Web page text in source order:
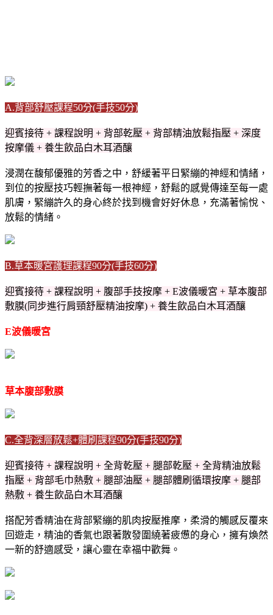
A.背部舒壓課程50分(手技50分)
迎賓接待 + 課程說明 + 背部乾壓 + 背部精油放鬆指壓 + 深度
按摩儀 + 養生飲品白木耳酒釀
浸潤在馥郁優雅的芳香之中，舒緩著平日緊繃的神經和情緒，
到位的按壓技巧輕撫著每一根神經，舒鬆的感覺傳達至每一處
肌膚，緊繃許久的身心終於找到機會好好休息，充滿著愉悅、
放鬆的情緒。
B.草本暖宮護理課程90分(手技60分)
迎賓接待 + 課程說明 + 腹部手技按摩 + E波儀暖宮 + 草本腹部
敷膜(同步進行肩頸舒壓精油按摩) + 養生飲品白木耳酒釀
E波儀暖宮
草本腹部敷膜
C.全背深層放鬆+體刷課程90分(手技90分)
迎賓接待 + 課程說明 + 全背乾壓 + 腿部乾壓 + 全背精油放鬆
指壓 + 背部毛巾熱敷 + 腿部油壓 + 腿部體刷循環按摩 + 腿部
熱敷 + 養生飲品白木耳酒釀
搭配芳香精油在背部緊繃的肌肉按壓推摩，柔滑的觸感反覆來
回遊走，精油的香氣也跟著散發圍繞著疲憊的身心，擁有煥然
一新的舒適感受，讓心靈在幸福中歡舞。